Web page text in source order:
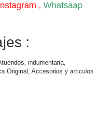
, Whatsaap
:
indumentaria,
Original, Accesorios y articulos